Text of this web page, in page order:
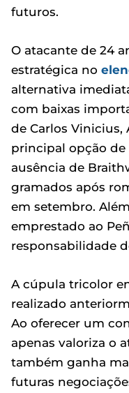
futuros.
O atacante de 24
estratégica no
alternativa
com baixas
de Carlos Vinicius,
principal opção de
ausência de
gramados após
em setembro.
emprestado ao
responsabilidade
A cúpula tricolor
realizado
Ao oferecer um
apenas valoriza o
também ganha
futuras